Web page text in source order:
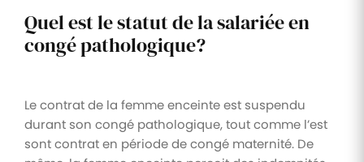
Quel est le statut de la salariée en
congé pathologique?
Le contrat de la femme enceinte est suspendu
durant son congé pathologique, tout comme l’est
sont contrat en période de congé maternité. De